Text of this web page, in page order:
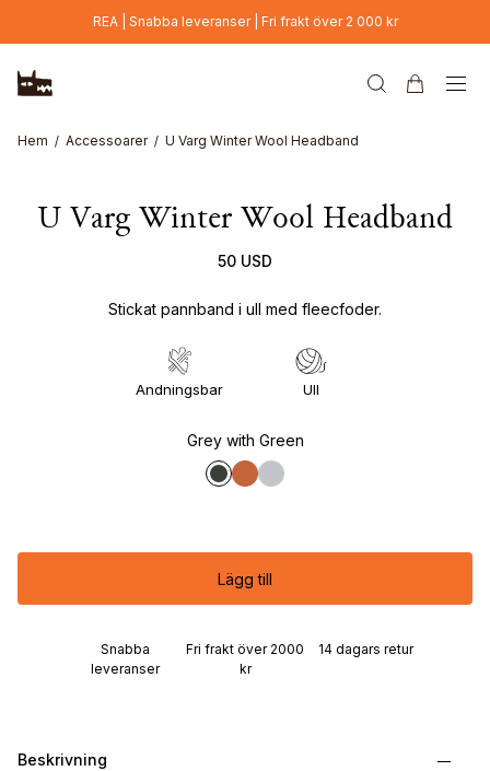
Hoppa till huvudinnehållREA | Snabba leveranser | Fri frakt över 2 000 kr
Hem Accessoarer U Varg Winter Wool Headband
U Varg Winter Wool Headband
50 USD
Stickat pannband i ull med fleecfoder.
Andningsbar Ull
Grey with Green
Lägg till
Snabba
leveranser
Fri frakt över 2000
kr
14 dagars retur
Beskrivning